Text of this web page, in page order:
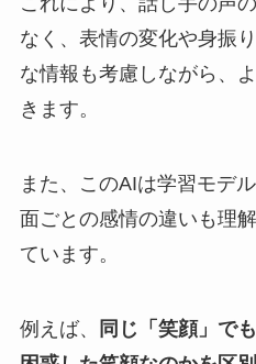
なく、表情の変化や身振
な情報も考慮しながら、
きます。
また、このAIは学習モデ
面ごとの感情の違いも理
ています。
例えば、
同じ「笑顔」で